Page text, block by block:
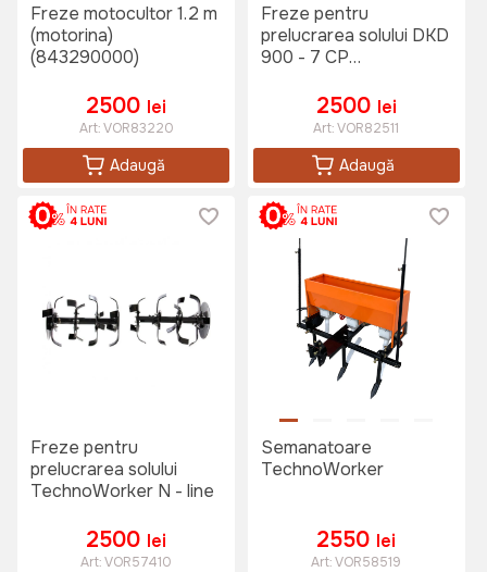
Freze motocultor 1.2 m
(motorina)
(843290000)
2500 lei
Art:VOR83220
Adaugă
Freze pentru
prelucrarea solului DKD
900 - 7 CP
2500 lei
Art:VOR82511
Adaugă
Freze pentru
prelucrarea solului
TechnoWorker N - line
2500 lei
Art:VOR57410
Semanatoare
TechnoWorker
2550 lei
Art:VOR58519